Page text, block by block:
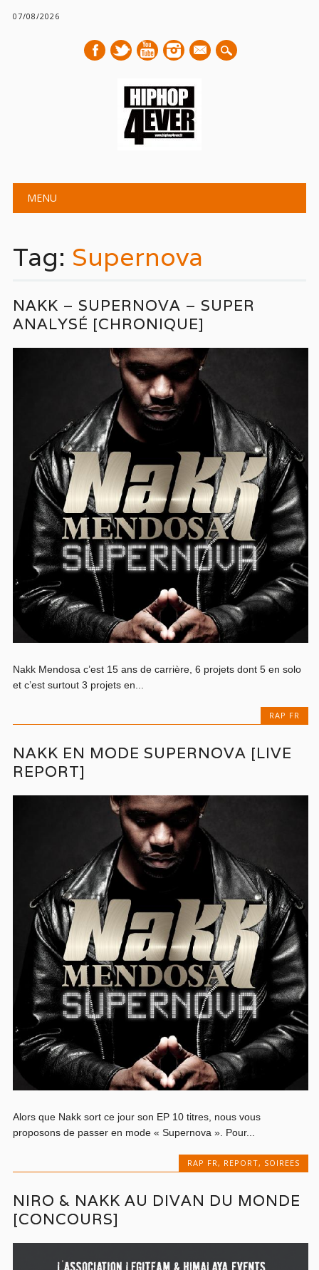
07/08/2026
mail
Main menu
MENU
Tag: Supernova
NAKK – SUPERNOVA – SUPER
ANALYSÉ [CHRONIQUE]
Nakk Mendosa c’est 15 ans de carrière, 6 projets dont 5 en solo
et c’est surtout 3 projets en...
RAP FR
NAKK EN MODE SUPERNOVA [LIVE
REPORT]
Alors que Nakk sort ce jour son EP 10 titres, nous vous
proposons de passer en mode « Supernova ». Pour...
RAP FR, REPORT, SOIREES
NIRO & NAKK AU DIVAN DU MONDE
[CONCOURS]